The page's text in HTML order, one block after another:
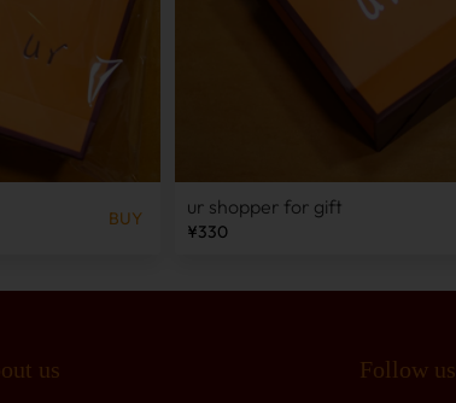
BUY ur shopper for gift
¥330
us Follow us